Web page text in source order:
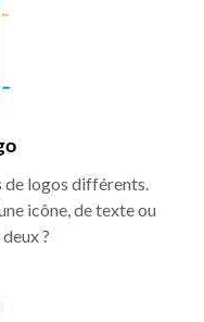
logos différents.
icône, de texte ou
?